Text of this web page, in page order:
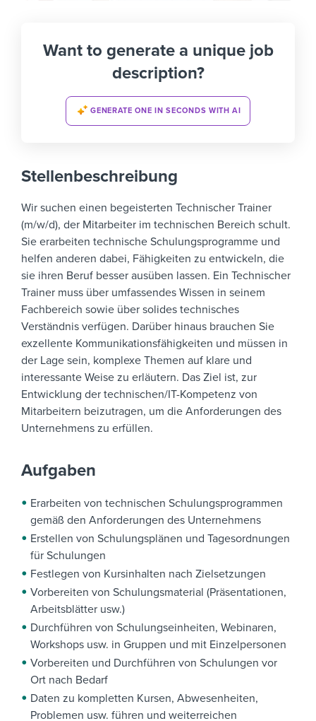
Want to generate a unique job
description?
GENERATE ONE IN SECONDS WITH AI
Stellenbeschreibung
Wir suchen einen begeisterten Technischer Trainer
(m/w/d), der Mitarbeiter im technischen Bereich schult.
Sie erarbeiten technische Schulungsprogramme und
helfen anderen dabei, Fähigkeiten zu entwickeln, die
sie ihren Beruf besser ausüben lassen. Ein Technischer
Trainer muss über umfassendes Wissen in seinem
Fachbereich sowie über solides technisches
Verständnis verfügen. Darüber hinaus brauchen Sie
exzellente Kommunikationsfähigkeiten und müssen in
der Lage sein, komplexe Themen auf klare und
interessante Weise zu erläutern. Das Ziel ist, zur
Entwicklung der technischen/IT-Kompetenz von
Mitarbeitern beizutragen, um die Anforderungen des
Unternehmens zu erfüllen.
Aufgaben
Erarbeiten von technischen Schulungsprogrammen
gemäß den Anforderungen des Unternehmens
Erstellen von Schulungsplänen und Tagesordnungen
für Schulungen
Festlegen von Kursinhalten nach Zielsetzungen
Vorbereiten von Schulungsmaterial (Präsentationen,
Arbeitsblätter usw.)
Durchführen von Schulungseinheiten, Webinaren,
Workshops usw. in Gruppen und mit Einzelpersonen
Vorbereiten und Durchführen von Schulungen vor
Ort nach Bedarf
Daten zu kompletten Kursen, Abwesenheiten,
Problemen usw. führen und weiterreichen